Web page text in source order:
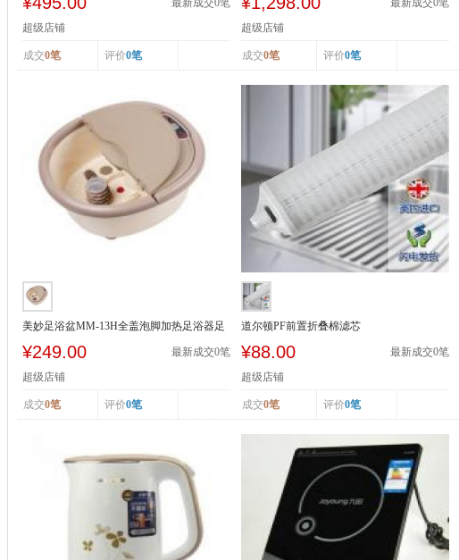
最新成交0笔
超级店铺
成交0笔 评价0笔
最新成交0笔
超级店铺
成交0笔 评价0笔
美妙足浴盆MM-13H全盖泡脚加热足浴器足
¥249.00 最新成交0笔
超级店铺
成交0笔 评价0笔
道尔顿PF前置折叠棉滤芯
¥88.00 最新成交0笔
超级店铺
成交0笔 评价0笔